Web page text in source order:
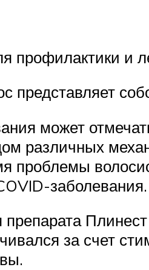
профилактики и
представляет
может
различных
проблемы
заболевания.
за счет